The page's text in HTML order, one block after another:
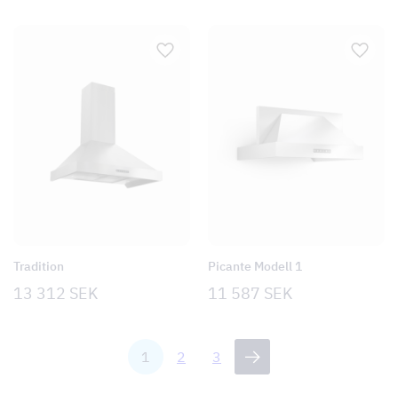
Tradition
13 312 SEK
Picante Modell 1
11 587 SEK
1 2 3